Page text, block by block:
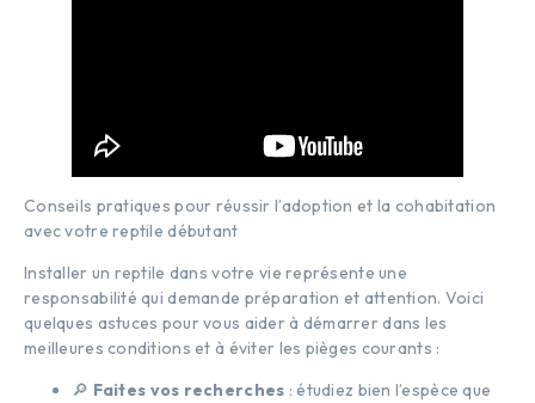
Conseils pratiques pour réussir l’adoption et la cohabitation
avec votre reptile débutant
Installer un reptile dans votre vie représente une
responsabilité qui demande préparation et attention. Voici
quelques astuces pour vous aider à démarrer dans les
meilleures conditions et à éviter les pièges courants :
🔎 Faites vos recherches : étudiez bien l’espèce que